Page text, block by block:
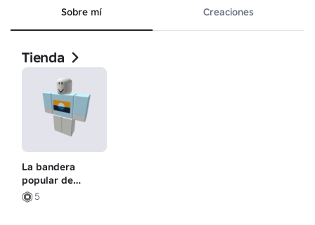
Sobre mí Creaciones
Tienda
La bandera
popular de
Milwaukee
5